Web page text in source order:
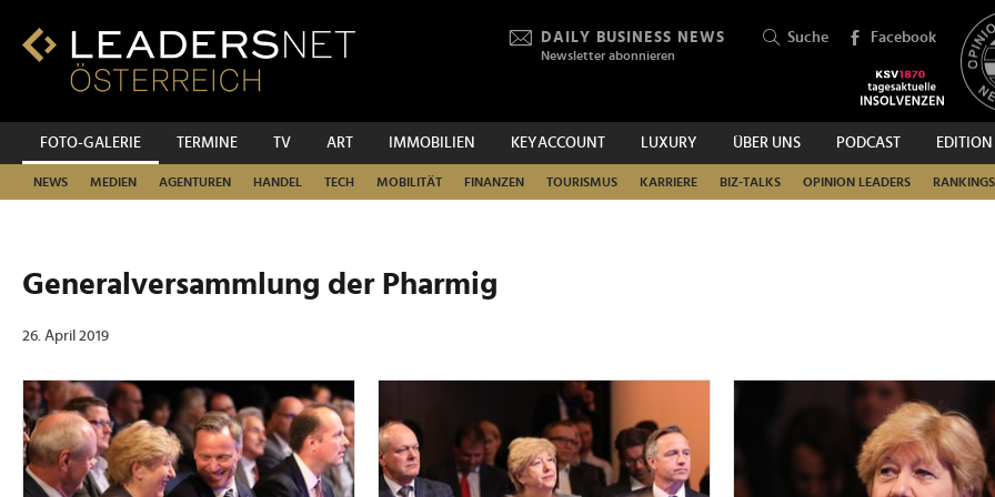
Inhalt
Fußzeilen-
Hauptnavigation
DAILY BUSINESS NEWS
Newsletter abonnieren
Suche Facebook
FOTO-GALERIE TERMINE TV ART IMMOBILIEN KEYACCOUNT LUXURY ÜBER UNS PODCAST EDITION
NEWS MEDIEN AGENTUREN HANDEL TECH MOBILITÄT FINANZEN TOURISMUS KARRIERE BIZ-TALKS OPINION LEADERS RANKINGS
SUCHEN
Generalversammlung der Pharmig
26. April 2019